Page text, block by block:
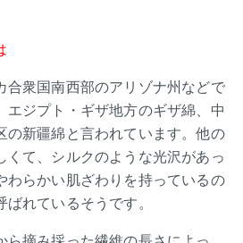
合衆国南西部のアリゾナ州などで
エジプト・ギザ地方のギザ綿、中
の新疆綿と言われています。他の
くて、シルクのような光沢があっ
わらかい肌ざわりを持っているの
れているそうです。